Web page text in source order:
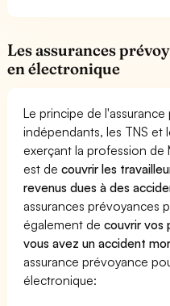
Les assurances
en électronique
Le principe de
indépendants, les TNS et
exerçant la profession
est decouvrir les
revenus dues à des
assurances prévoyances
également decouvrir vos
vous avez un accident
assurance prévoyance
électronique: